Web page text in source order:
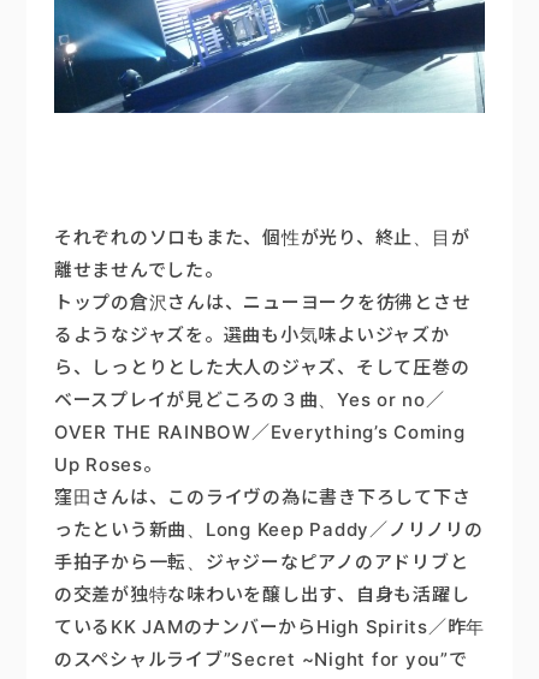
それぞれのソロもまた、個性が光り、終止、目が
離せませんでした。
トップの倉沢さんは、ニューヨークを彷彿とさせ
るようなジャズを。選曲も小気味よいジャズか
ら、しっとりとした大人のジャズ、そして圧巻の
ベースプレイが見どころの３曲、Yes or no／
OVER THE RAINBOW／Everything’s Coming
Up Roses。
窪田さんは、このライヴの為に書き下ろして下さ
ったという新曲、Long Keep Paddy／ノリノリの
手拍子から一転、ジャジーなピアノのアドリブと
の交差が独特な味わいを醸し出す、自身も活躍し
ているKK JAMのナンバーからHigh Spirits／昨年
のスペシャルライブ”Secret ~Night for you”で